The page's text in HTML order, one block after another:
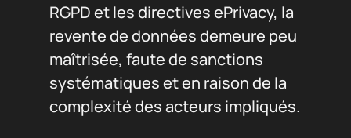
RGPD et les directives ePrivacy, la
revente de données demeure peu
maîtrisée, faute de sanctions
systématiques et en raison de la
complexité des acteurs impliqués.